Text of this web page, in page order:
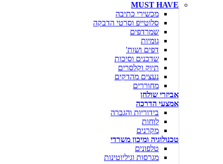
MUST HAVE
מכשירי כתיבה
סלוטייפ וסרטי הדבקה
שמרדפים
גומיות
דפים ושות'
שדכנים וסיכות
תיוק וקלסרים
נעצים מהדקים
מחוררים
אביזרי שולחן
אמצעי הדרכה
בידוריות והגברה
לוחות
מקרנים
טכנולוגיה ומיכון משרדי
טלפונים
מגרסות וגיליוטינות